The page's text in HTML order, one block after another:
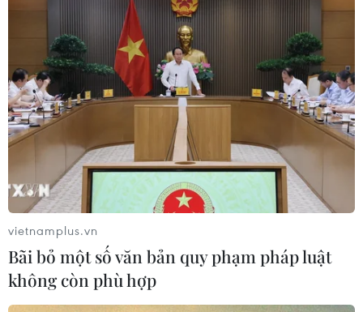
vietnamplus.vn
Bãi bỏ một số văn bản quy phạm pháp luật
không còn phù hợp